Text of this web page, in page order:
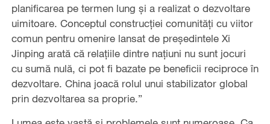
planificarea pe termen lung și a realizat o dezvoltare
uimitoare. Conceptul construcției comunități cu viitor
comun pentru omenire lansat de președintele Xi
Jinping arată că relațiile dintre națiuni nu sunt jocuri
cu sumă nulă, ci pot fi bazate pe beneficii reciproce în
dezvoltare. China joacă rolul unui stabilizator global
prin dezvoltarea sa proprie.”